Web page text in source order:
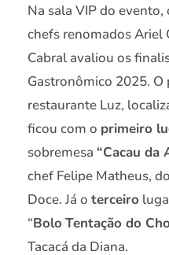
Na sala VIP do
chefs renomados Ariel
Cabral avaliou os
Gastronômico 2025. O
restaurante Luz,
ficou com o primeiro
sobremesa “Cacau da
chef Felipe Matheus,
Doce. Já o terceiro
“Bolo Tentação do
Tacacá da Diana.